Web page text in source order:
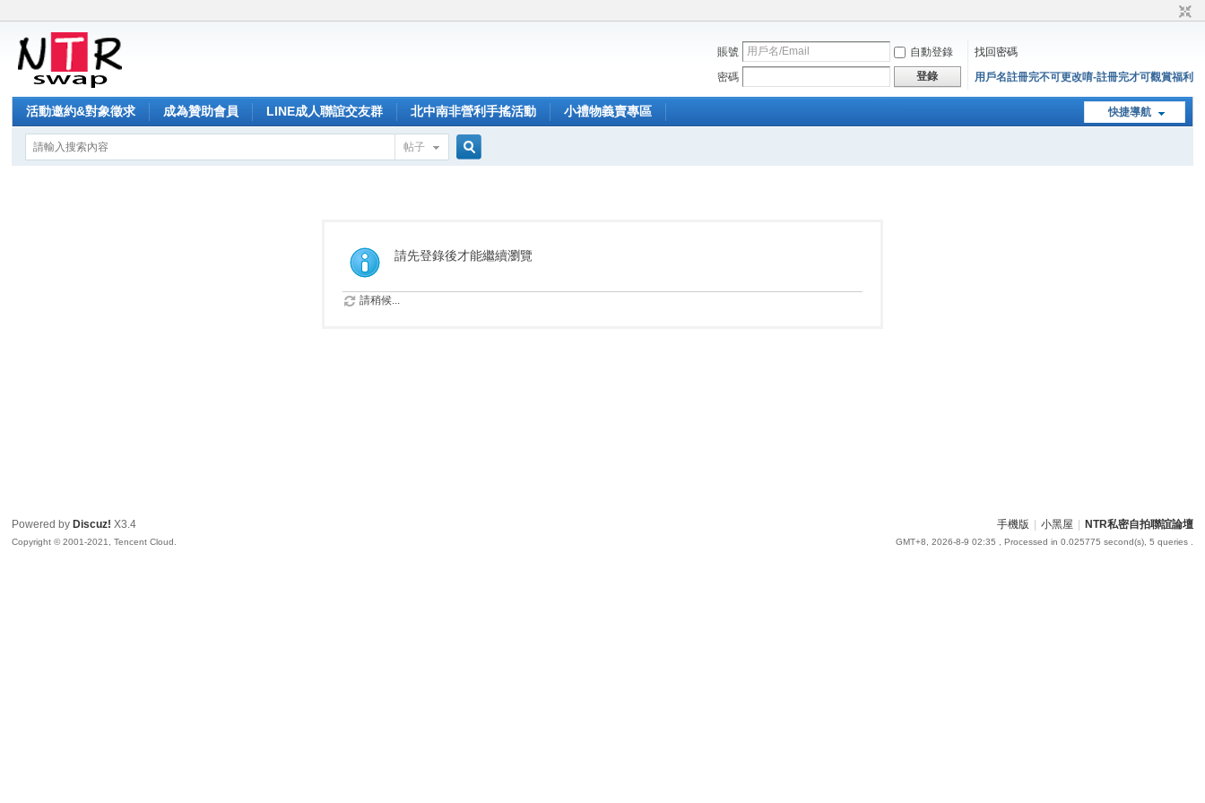
賬號 自動登錄
找回密碼
密碼
登錄 用戶名註冊完不可更改唷-註冊完才可觀賞福利
快捷導航
活動邀約&對象徵求 成為贊助會員 LINE成人聯誼交友群 北中南非營利手搖活動 小禮物義賣專區
帖子
索
請先登錄後才能繼續瀏覽
請稍候...
手機版 小黑屋 NTR私密自拍聯誼論壇
GMT+8, 2026-8-9 02:35 , Processed in 0.025775 second(s), 5 queries .
Powered by Discuz! X3.4
Copyright © 2001-2021, Tencent Cloud.